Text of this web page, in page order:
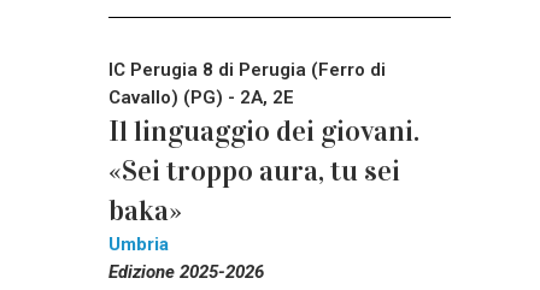
IC Perugia 8 di Perugia (Ferro di
Cavallo) (PG) - 2A, 2E
Il linguaggio dei giovani.
«Sei troppo aura, tu sei
baka»
Umbria
Edizione 2025-2026